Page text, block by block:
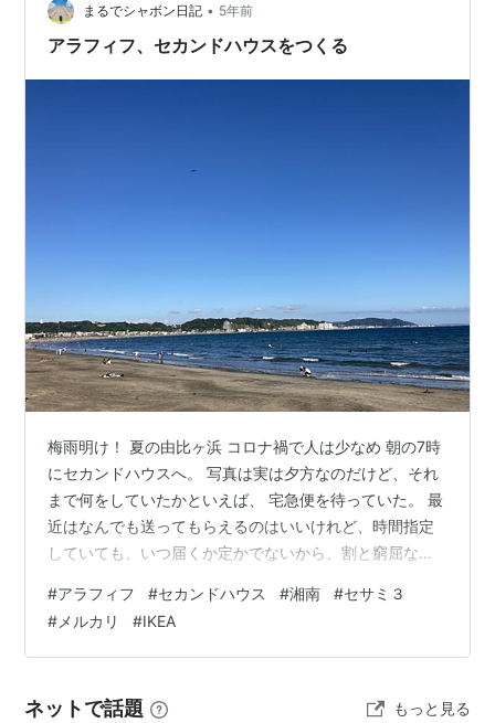
まるでシャボン日記 • 5年前
アラフィフ、セカンドハウスをつくる
梅雨明け！ 夏の由比ヶ浜 コロナ禍で人は少なめ 朝の7時
にセカンドハウスへ。 写真は実は夕方なのだけど、それ
まで何をしていたかといえば、 宅急便を待っていた。 最
近はなんでも送ってもらえるのはいいけれど、時間指定
していても、いつ届くか定かでないから、割と窮屈な一
ありがたいのだけど、午前中指定が、8:00〜14:00の
間・・・。なんとも長すぎる・・・。外にご飯も買いに
行けない。 置き配選択ってあるのかな？（玄関に、「置
して、今回は、メルカリで調達したものも多かった。 ア
#アラフィフ #セカンドハウス #湘南 #セサミ３
# メルカリ #IKEA
ネットで話題 もっと見る